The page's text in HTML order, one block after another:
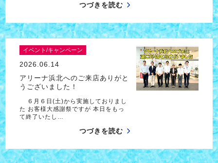
つづきを読む
イベント/キャンペーン
2026.06.14
アリーナ浜北へのご来店ありがと
うございました！
６月６日(土)から実施しておりまし
た お客様大感謝祭ですが 本日をもっ
て終了いたし…
つづきを読む